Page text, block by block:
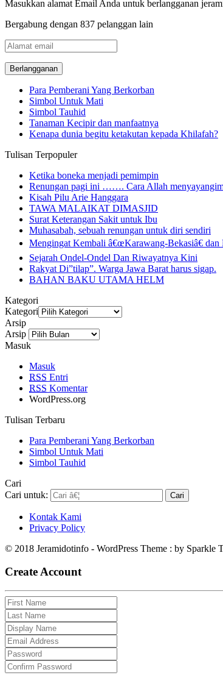
Masukkan alamat Email Anda untuk berlangganan
Bergabung dengan 837 pelanggan lain
Alamat
email
Para Pemberani Yang Berkorban
Simbol Untuk Mati
Simbol Tauhid
Tanaman Kecipir dan manfaatnya
Kenapa dunia begitu ketakutan kepada Khilafah?
Tulisan Terpopuler
Ketika boneka menjadi pemimpin
Renungan pagi ini ……. Cara Allah
Kisah Pilu Arie Hanggara
TAWA MALAIKAT DIMASJID
Surat Keterangan Sakit untuk Ibu
Muhasabah, sebuah renungan untuk diri sendiri
Mengingat Kembali â€œKarawang-Bekasiâ€
Sejarah Ondel-Ondel Dan Riwayatnya Kini
Rakyat Di”tilap”. Warga Jawa Barat harus sigap.
BAHAN BAKU UTAMA HELM
Kategori
Kategori
Arsip
Arsip
Masuk
Masuk
RSS Entri
RSS Komentar
WordPress.org
Tulisan Terbaru
Para Pemberani Yang Berkorban
Simbol Untuk Mati
Simbol Tauhid
Cari
Cari untuk:
Kontak Kami
Privacy Policy
© 2018 Jeramidotinfo - WordPress Theme : by Sparkle
Create Account